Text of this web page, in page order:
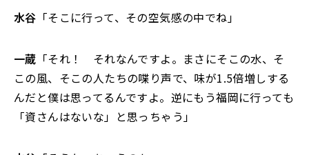
水谷 「そこに行って、その空気感の中でね」
一蔵 「それ！ それなんですよ。まさにそこの水、そ
この風、そこの人たちの喋り声で、味が1.5倍増しする
んだと僕は思ってるんですよ。逆にもう福岡に行っても
「資さんはないな」と思っちゃう」